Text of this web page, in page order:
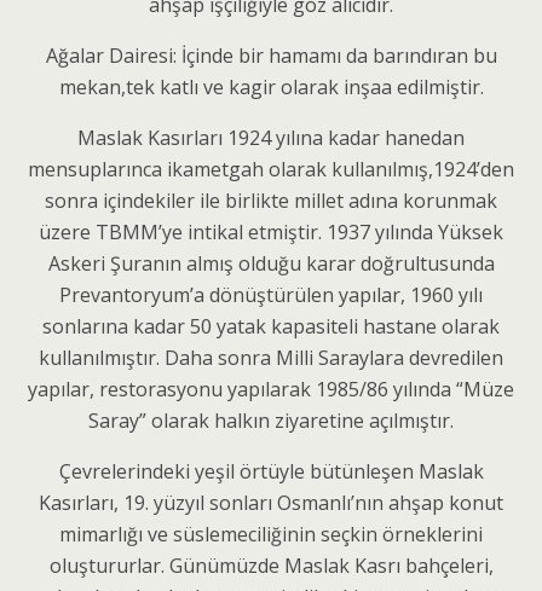
Ağalar Dairesi: İçinde bir hamamı da barındıran bu
mekan,tek katlı ve kagir olarak inşaa edilmiştir.
Maslak Kasırları 1924 yılına kadar hanedan
mensuplarınca ikametgah olarak kullanılmış,1924’den
sonra içindekiler ile birlikte millet adına korunmak
üzere TBMM’ye intikal etmiştir. 1937 yılında Yüksek
Askeri Şuranın almış olduğu karar doğrultusunda
Prevantoryum’a dönüştürülen yapılar, 1960 yılı
sonlarına kadar 50 yatak kapasiteli hastane olarak
kullanılmıştır. Daha sonra Milli Saraylara devredilen
yapılar, restorasyonu yapılarak 1985/86 yılında “Müze
Saray” olarak halkın ziyaretine açılmıştır.
Çevrelerindeki yeşil örtüyle bütünleşen Maslak
Kasırları, 19. yüzyıl sonları Osmanlı’nın ahşap konut
mimarlığı ve süslemeciliğinin seçkin örneklerini
oluştururlar. Günümüzde Maslak Kasrı bahçeleri,